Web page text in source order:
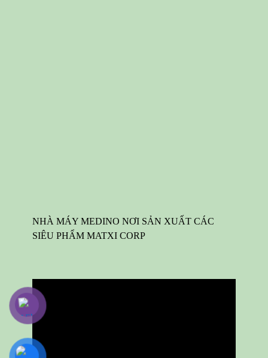
NHÀ MÁY MEDINO NƠI SẢN XUẤT CÁC
SIÊU PHẨM MATXI CORP